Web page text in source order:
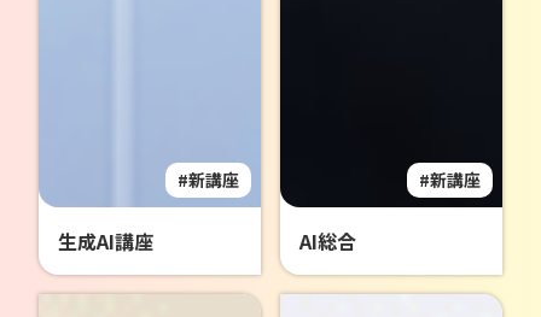
生成AI講座
新講座
AI総合
新講座